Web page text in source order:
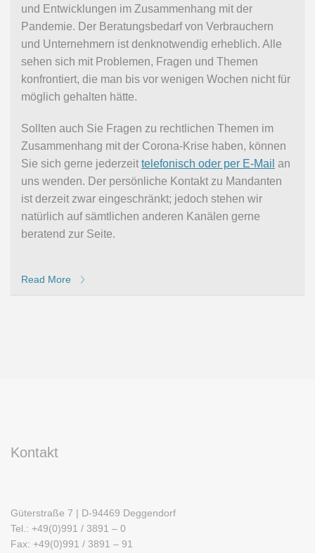
und Entwicklungen im Zusammenhang mit der
Pandemie. Der Beratungsbedarf von Verbrauchern
und Unternehmern ist denknotwendig erheblich. Alle
sehen sich mit Problemen, Fragen und Themen
konfrontiert, die man bis vor wenigen Wochen nicht für
möglich gehalten hätte.
Sollten auch Sie Fragen zu rechtlichen Themen im
Zusammenhang mit der Corona-Krise haben, können
Sie sich gerne jederzeit telefonisch oder per E-Mail an
uns wenden. Der persönliche Kontakt zu Mandanten
ist derzeit zwar eingeschränkt; jedoch stehen wir
natürlich auf sämtlichen anderen Kanälen gerne
beratend zur Seite.
Read More
Kontakt
Güterstraße 7 | D-94469 Deggendorf
Tel.: +49(0)991 / 3891 – 0
Fax: +49(0)991 / 3891 – 91